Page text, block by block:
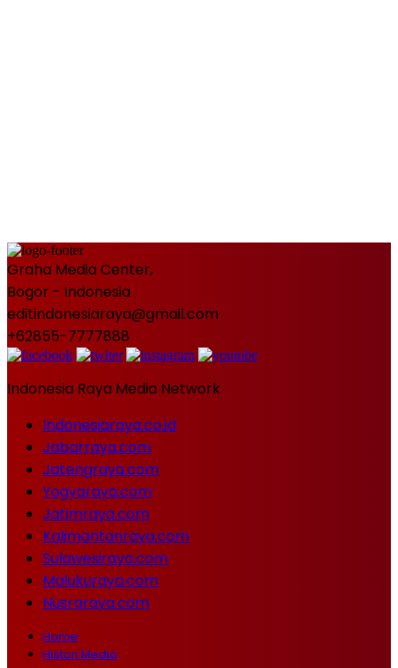
Graha Media Center,
Bogor - Indonesia
editindonesiaraya@gmail.com
+62855-7777888
Indonesia Raya Media Network
Indonesiaraya.co.id
Jabarraya.com
Jatengraya.com
Yogyaraya.com
Jatimraya.com
Kalimantanraya.com
Sulawesiraya.com
Malukuraya.com
Nusraraya.com
Home
Histori Media